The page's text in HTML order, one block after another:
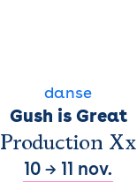
danse
Gush is Great
Production Xx
10 → 11 nov.